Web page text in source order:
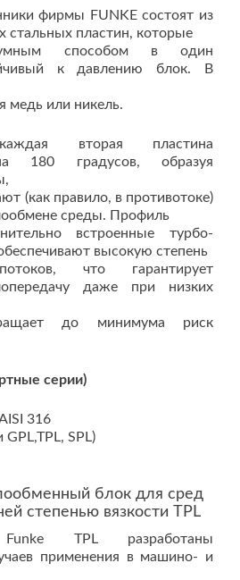
фирмы FUNKE состоят из
стальных пластин, которые
способом в один
к давлению блок. В
медь или никель.
вторая пластина
180 градусов, образуя
(как правило, в противотоке)
среды. Профиль
встроенные турбо-
высокую степень
что гарантирует
даже при низких
до минимума риск
серии)
316
SPL)
блок для сред
степенью вязкости TPL
Funke TPL разработаны
применения в машино- и